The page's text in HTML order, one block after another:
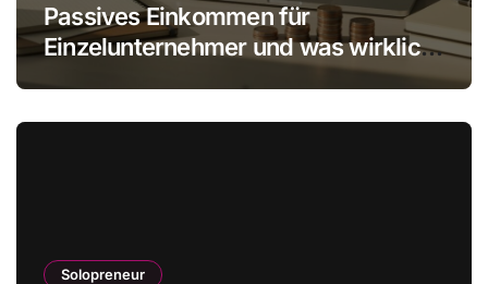
Passives Einkommen für
Einzelunternehmer und was wirklich
Solopreneur